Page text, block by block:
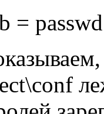
= passwd